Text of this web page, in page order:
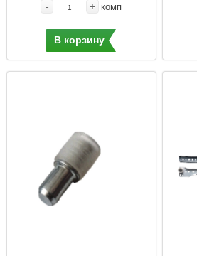
- + комп
В корзину